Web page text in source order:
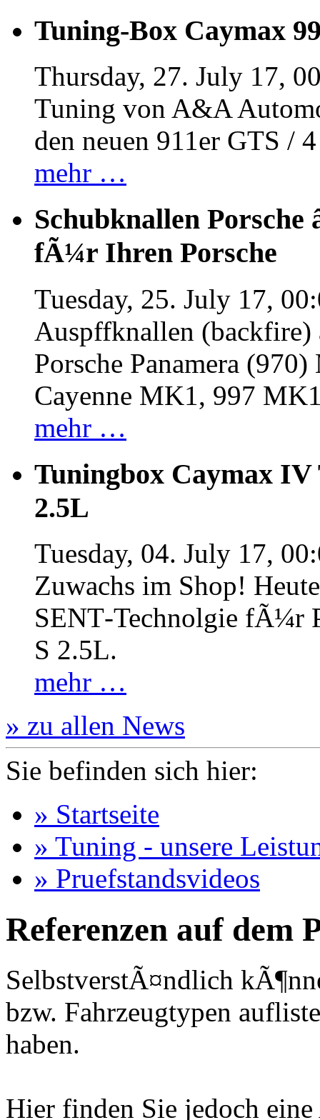
Tuning-Box Caymax
Thursday, 27. July 17,
Tuning von A&A
den neuen 911er GTS /
mehr …
Schubknallen Porsche
fÃ¼r Ihren Porsche
Tuesday, 25. July 17,
Auspffknallen
Porsche Panamera
Cayenne MK1, 997
mehr …
Tuningbox Caymax IV
2.5L
Tuesday, 04. July 17,
Zuwachs im Shop!
SENT‐Technolgie fÃ¼r
S 2.5L.
mehr …
» zu allen News
Sie befinden sich hier:
» Startseite
» Tuning - unsere
» Pruefstandsvideos
Referenzen auf dem
SelbstverstÃ¤ndlich
bzw. Fahrzeugtypen
haben.
Hier finden Sie jedoch